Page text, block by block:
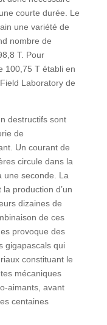
courte durée. Le
une variété de
nombre de
T. Pour
100,75 T établi en
Laboratory de
destructifs sont
de
Un courant de
circule dans la
une seconde. La
production d’un
dizaines de
de ces
provoque des
gigapascals qui
constituant le
mécaniques
aimants, avant
centaines